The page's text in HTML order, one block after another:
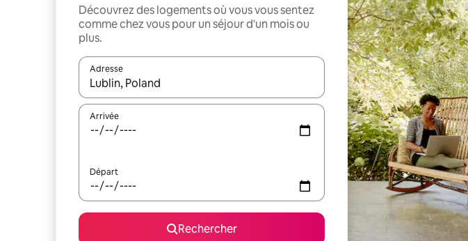
Découvrez des logements où vous vous sentez
comme chez vous pour un séjour d'un mois ou
plus.
Adresse
Lorsque les résultats s'affichent, utilisez les flèches vers le haut et vers le bas pour
Arrivée
Départ
Rechercher